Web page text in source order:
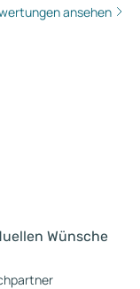
ansehen
Wünsche